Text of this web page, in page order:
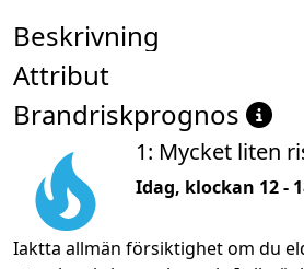
Beskrivning
Attribut
Brandriskprognos
1: Mycket liten
Idag, klockan 12 -
Iaktta allmän försiktighet om du